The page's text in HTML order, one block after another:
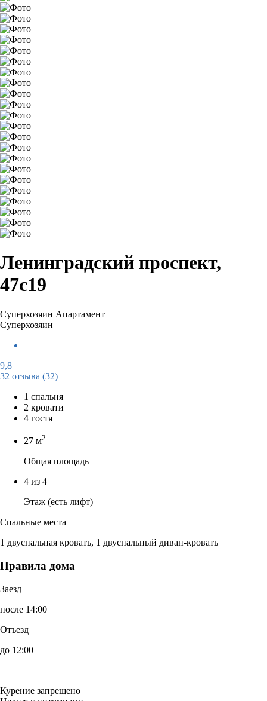
Ленинградский проспект,
47с19
Суперхозяин Апартамент
Суперхозяин
9,8
32 отзыва (32)
1 спальня
2 кровати
4 гостя
27 м2
Общая площадь
4 из 4
Этаж (есть лифт)
Спальные места
1 двуспальная кровать, 1 двуспальный диван-кровать
Правила дома
Заезд
после 14:00
Отъезд
до 12:00
Курение запрещено